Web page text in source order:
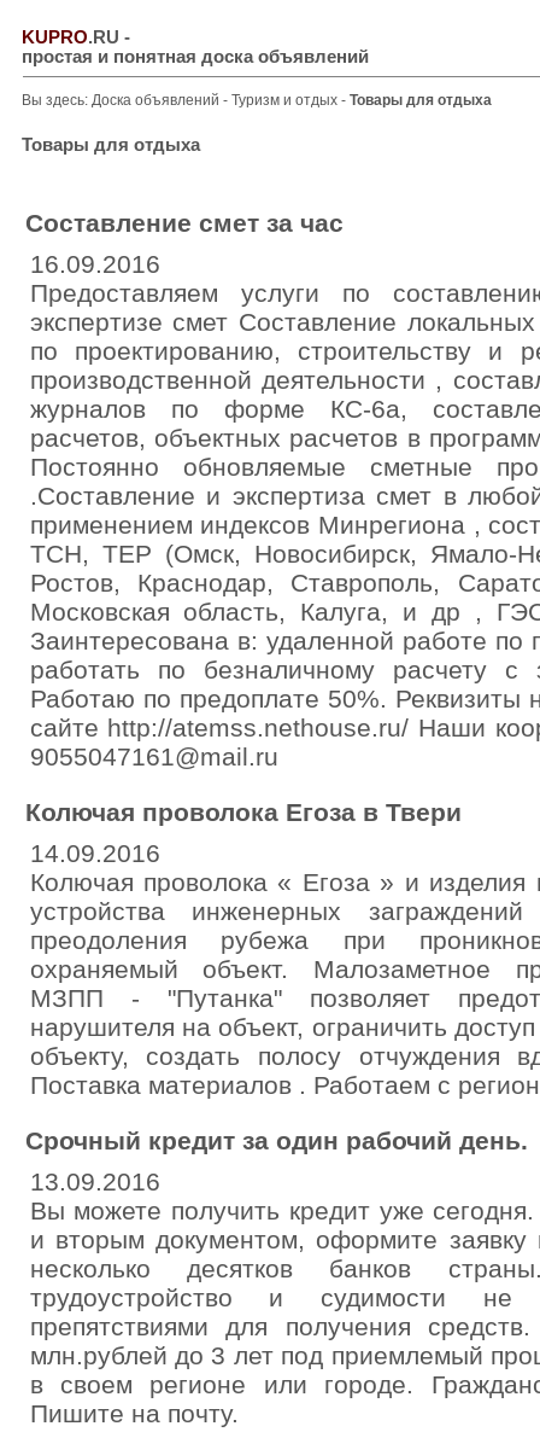
KUPRO.RU -
простая и понятная доска объявлений
Вы здесь: Доска объявлений - Туризм и отдых - Товары для отдыха
Товары для отдыха
Составление смет за час
16.09.2016
Предоставляем услуги по
экспертизе смет Составление
по проектированию, строительству и
производственной деятельности ,
журналов по форме КС-6а,
расчетов, объектных расчетов в
Постоянно обновляемые сметные
.Составление и экспертиза смет в
применением индексов Минрегиона ,
ТСН, ТЕР (Омск, Новосибирск, Ямало-
Ростов, Краснодар, Ставрополь,
Московская область, Калуга, и др ,
Заинтересована в: удаленной работе по
работать по безналичному расчету с
Работаю по предоплате 50%. Реквизиты
сайте http://atemss.nethouse.ru/ Наши
9055047161@mail.ru
Колючая проволока Егоза в Твери
14.09.2016
Колючая проволока « Егоза » и изделия
устройства инженерных
преодоления рубежа при
охраняемый объект. Малозаметное
МЗПП - "Путанка" позволяет
нарушителя на объект, ограничить
объекту, создать полосу отчуждения
Поставка материалов . Работаем с
Срочный кредит за один рабочий день.
13.09.2016
Вы можете получить кредит уже
и вторым документом, оформите
несколько десятков банков
трудоустройство и судимости не
препятствиями для получения
млн.рублей до 3 лет под приемлемый
в своем регионе или городе.
Пишите на почту.